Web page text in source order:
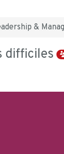
&
difficiles